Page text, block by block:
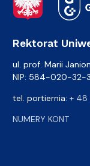
Rektorat
ul. prof. Marii
NIP: 584-020-32-
tel. portiernia: +
NUMERY KONT